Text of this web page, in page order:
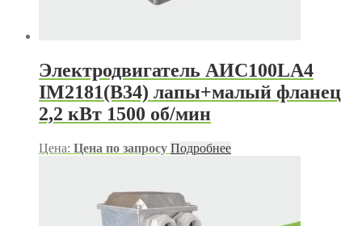
Электродвигатель АИС100LA4
IM2181(B34) лапы+малый фланец
2,2 кВт 1500 об/мин
Цена: Цена по запросу Подробнее